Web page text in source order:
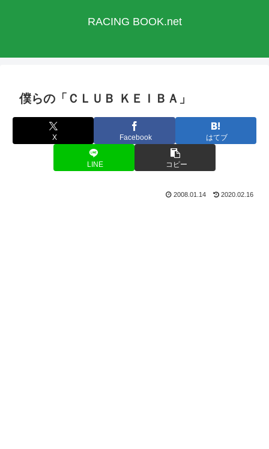
RACING BOOK.net
僕らの「ＣＬＵＢ ＫＥＩＢＡ」
X Facebook はてブ
LINE コピー
2008.01.14 2020.02.16